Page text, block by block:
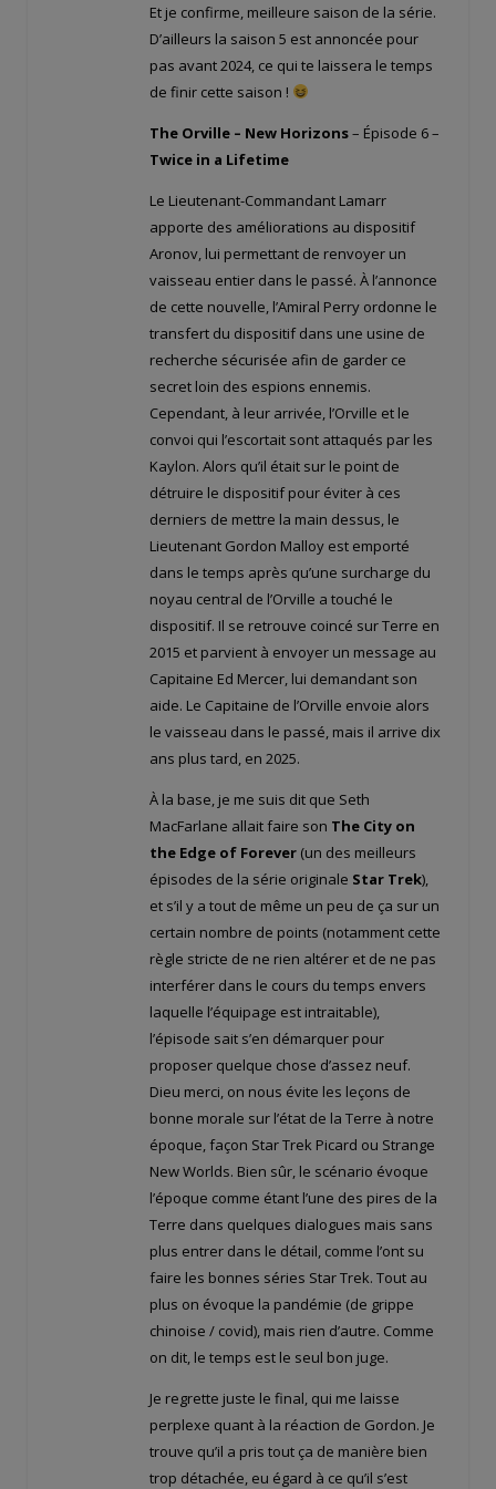
Et je confirme, meilleure saison de la série.
D’ailleurs la saison 5 est annoncée pour
pas avant 2024, ce qui te laissera le temps
de finir cette saison !
The Orville – New Horizons– Épisode 6 –
Twice in a Lifetime
Le Lieutenant-Commandant Lamarr
apporte des améliorations au dispositif
Aronov, lui permettant de renvoyer un
vaisseau entier dans le passé. À l’annonce
de cette nouvelle, l’Amiral Perry ordonne le
transfert du dispositif dans une usine de
recherche sécurisée afin de garder ce
secret loin des espions ennemis.
Cependant, à leur arrivée, l’Orville et le
convoi qui l’escortait sont attaqués par les
Kaylon. Alors qu’il était sur le point de
détruire le dispositif pour éviter à ces
derniers de mettre la main dessus, le
Lieutenant Gordon Malloy est emporté
dans le temps après qu’une surcharge du
noyau central de l’Orville a touché le
dispositif. Il se retrouve coincé sur Terre en
2015 et parvient à envoyer un message au
Capitaine Ed Mercer, lui demandant son
aide. Le Capitaine de l’Orville envoie alors
le vaisseau dans le passé, mais il arrive dix
ans plus tard, en 2025.
À la base, je me suis dit que Seth
MacFarlane allait faire son The City on
the Edge of Forever (un des meilleurs
épisodes de la série originale Star Trek),
et s’il y a tout de même un peu de ça sur un
certain nombre de points (notamment cette
règle stricte de ne rien altérer et de ne pas
interférer dans le cours du temps envers
laquelle l’équipage est intraitable),
l’épisode sait s’en démarquer pour
proposer quelque chose d’assez neuf.
Dieu merci, on nous évite les leçons de
bonne morale sur l’état de la Terre à notre
époque, façon Star Trek Picard ou Strange
New Worlds. Bien sûr, le scénario évoque
l’époque comme étant l’une des pires de la
Terre dans quelques dialogues mais sans
plus entrer dans le détail, comme l’ont su
faire les bonnes séries Star Trek. Tout au
plus on évoque la pandémie (de grippe
chinoise / covid), mais rien d’autre. Comme
on dit, le temps est le seul bon juge.
Je regrette juste le final, qui me laisse
perplexe quant à la réaction de Gordon. Je
trouve qu’il a pris tout ça de manière bien
trop détachée, eu égard à ce qu’il s’est